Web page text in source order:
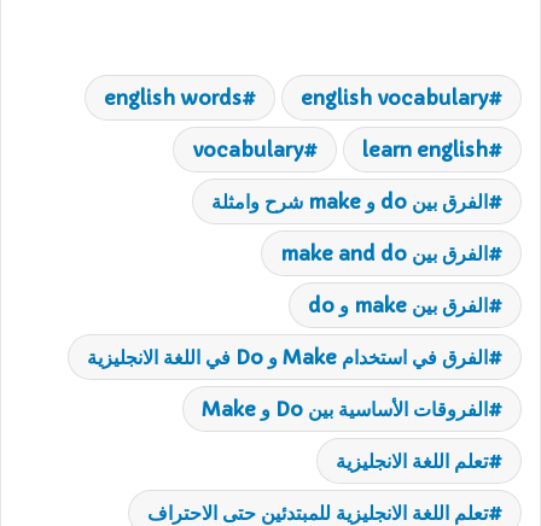
english vocabulary
english words
learn english
vocabulary
الفرق بين do و make شرح وامثلة
الفرق بين make and do
الفرق بين make و do
الفرق في استخدام Make و Do في اللغة الانجليزية
الفروقات الأساسية بين Do و Make
تعلم اللغة الانجليزية
تعلم اللغة الانجليزية للمبتدئين حتى الاحتراف